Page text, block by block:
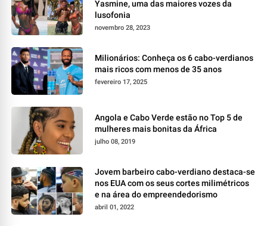
Yasmine, uma das maiores vozes da
lusofonia
novembro 28, 2023
Milionários: Conheça os 6 cabo-verdianos
mais ricos com menos de 35 anos
fevereiro 17, 2025
Angola e Cabo Verde estão no Top 5 de
mulheres mais bonitas da África
julho 08, 2019
Jovem barbeiro cabo-verdiano destaca-se
nos EUA com os seus cortes milimétricos
e na área do empreendedorismo
abril 01, 2022